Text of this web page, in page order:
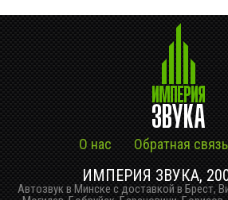
О нас Обратная связь
ИМПЕРИЯ ЗВУКА,
Автозвук в Минске с доставкой в Брест,